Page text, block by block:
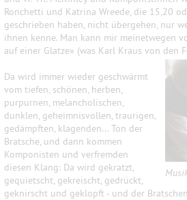
Ronchetti und Katrina Wreede, die 15,20
geschrieben haben, nicht übergehen, nur
ihnen kenne. Man kann mir meinetwegen
auf einer Glatze» (was Karl Kraus von den
Da wird immer wieder geschwärmt
vom tiefen, schönen, herben,
purpurnen, melancholischen,
dunklen, geheimnisvollen, traurigen,
gedämpften, klagenden... Ton der
Bratsche, und dann kommen
Komponisten und verfremden
diesen Klang: Da wird gekratzt,
gequietscht, gekreischt, gedrückt,
geknirscht und geklopft - und der